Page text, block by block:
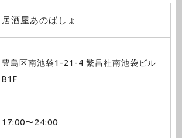
居酒屋あのばしょ
豊島区南池袋1-21-4 繁昌社南池袋ビル
B1F
17:00〜24:00